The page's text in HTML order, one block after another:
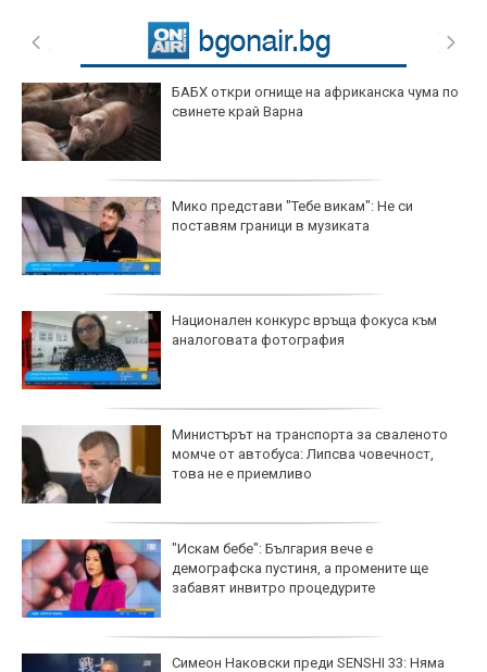
БАБХ откри огнище на африканска чума по
свинете край Варна
Мико представи "Тебе викам": Не си
поставям граници в музиката
Национален конкурс връща фокуса към
аналоговата фотография
Министърът на транспорта за сваленото
момче от автобуса: Липсва човечност,
това не е приемливо
"Искам бебе": България вече е
демографска пустиня, а промените ще
забавят инвитро процедурите
Симеон Наковски преди SENSHI 33: Няма